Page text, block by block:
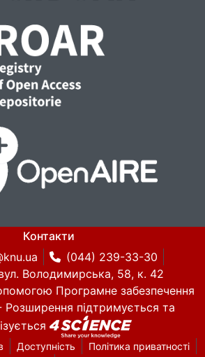
Контакти
(044) 239-33-30
Володимирська, 58, к. 42
Програмне забезпечення
Розширення підтримується та
Доступність
Політика приватності